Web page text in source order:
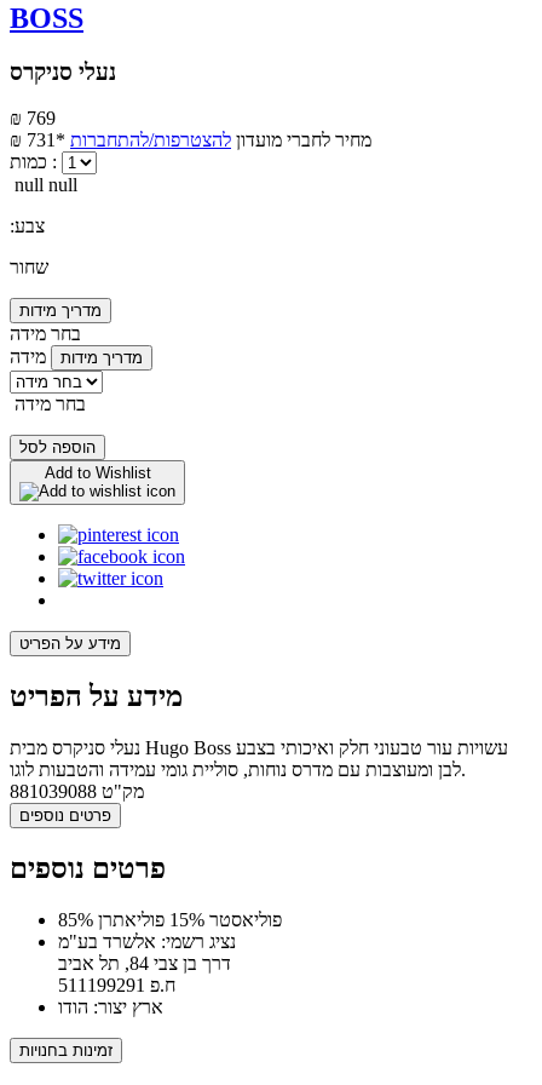
BOSS
נעלי סניקרס
₪ 769
₪ 731*
מחיר לחברי מועדון להצטרפות/להתחברות
כמות :
null null
:צבע
שחור
מדריך מידות
בחר מידה
מידה
מדריך מידות
בחר מידה
הוספה לסל
Add to Wishlist
מידע על הפריט
מידע על הפריט
נעלי סניקרס מבית Hugo Boss עשויות עור טבעוני חלק ואיכותי בצבע
לבן ומעוצבות עם מדרס נוחות, סוליית גומי עמידה והטבעות לוגו.
מק"ט 881039088
פרטים נוספים
פרטים נוספים
85% פוליאסטר 15% פוליאתרן
נציג רשמי: אלשרד בע"מ
דרך בן צבי 84, תל אביב
ח.פ 511199291
ארץ יצור: הודו
זמינות בחנויות